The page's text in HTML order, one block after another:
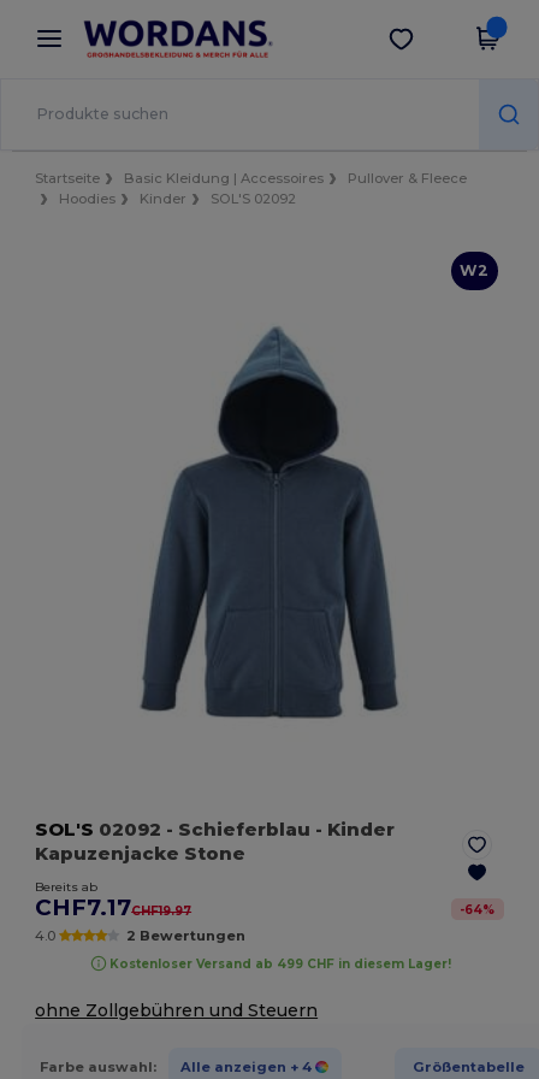
× Wordans App
Bessere Preise in der App!
App holen
Startseite Basic Kleidung | Accessoires
Pullover & Fleece
Hoodies
Kinder SOL'S 02092
W2
SOL'S 02092 - Schieferblau - Kinder
Kapuzenjacke Stone
Bereits ab
CHF7.17CHF19.97 -64%
4.0 2 Bewertungen
Kostenloser Versand ab 499 CHF in diesem Lager!
ohne Zollgebühren und Steuern
Farbe auswahl: Alle anzeigen + 4 Größentabelle